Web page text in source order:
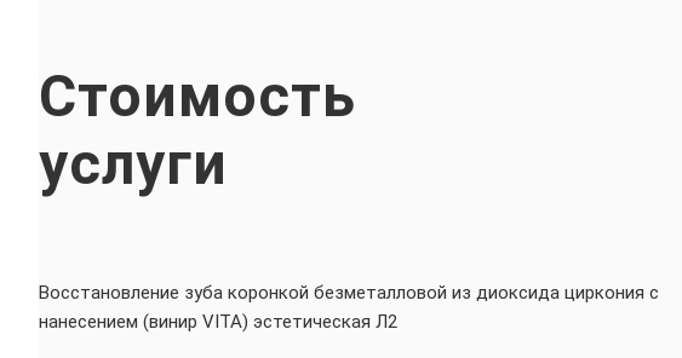
Стоимость
услуги
Восстановление зуба коронкой безметалловой из диоксида циркония с
нанесением (винир VITA) эстетическая Л2